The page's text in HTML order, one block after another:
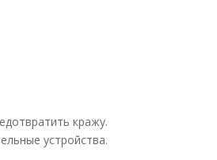
кражу.
устройства.